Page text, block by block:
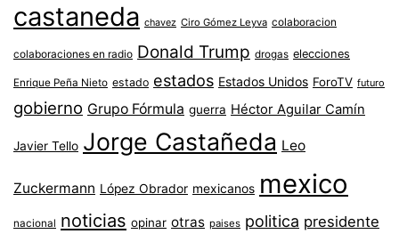
castaneda chavez Ciro Gómez Leyva colaboracion
colaboraciones en radio Donald Trump drogas elecciones
Enrique Peña Nieto estado estados Estados Unidos ForoTV futuro
gobierno Grupo Fórmula guerra Héctor Aguilar Camín
Javier Tello Jorge Castañeda Leo
Zuckermann López Obrador mexicanos mexico
nacional noticias opinar otras paises politica presidente